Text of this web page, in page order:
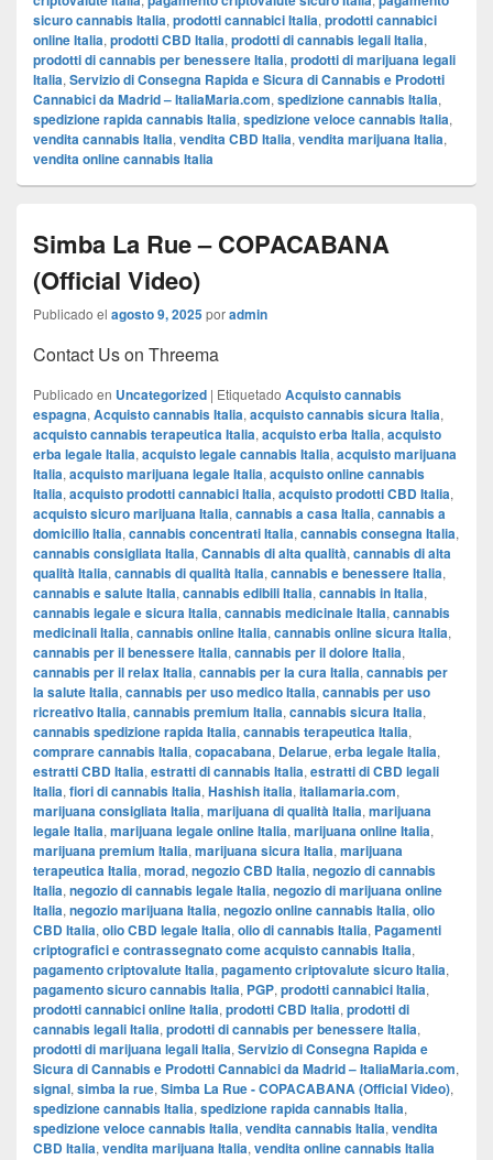
sicuro cannabis Italia, prodotti cannabici Italia, prodotti cannabici
online Italia, prodotti CBD Italia, prodotti di cannabis legali Italia,
prodotti di cannabis per benessere Italia, prodotti di marijuana legali
Italia, Servizio di Consegna Rapida e Sicura di Cannabis e Prodotti
Cannabici da Madrid – ItaliaMaria.com, spedizione cannabis Italia,
spedizione rapida cannabis Italia, spedizione veloce cannabis Italia,
vendita cannabis Italia, vendita CBD Italia, vendita marijuana Italia,
vendita online cannabis Italia
Simba La Rue – COPACABANA
(Official Video)
Publicado el agosto 9, 2025poradmin
Contact Us on Threema
Publicado en Uncategorized | Etiquetado Acquisto cannabis
espagna, Acquisto cannabis Italia, acquisto cannabis sicura Italia,
acquisto cannabis terapeutica Italia, acquisto erba Italia, acquisto
erba legale Italia, acquisto legale cannabis Italia, acquisto marijuana
Italia, acquisto marijuana legale Italia, acquisto online cannabis
Italia, acquisto prodotti cannabici Italia, acquisto prodotti CBD Italia,
acquisto sicuro marijuana Italia, cannabis a casa Italia, cannabis a
domicilio Italia, cannabis concentrati Italia, cannabis consegna Italia,
cannabis consigliata Italia, Cannabis di alta qualità, cannabis di alta
qualità Italia, cannabis di qualità Italia, cannabis e benessere Italia,
cannabis e salute Italia, cannabis edibili Italia, cannabis in Italia,
cannabis legale e sicura Italia, cannabis medicinale Italia, cannabis
medicinali Italia, cannabis online Italia, cannabis online sicura Italia,
cannabis per il benessere Italia, cannabis per il dolore Italia,
cannabis per il relax Italia, cannabis per la cura Italia, cannabis per
la salute Italia, cannabis per uso medico Italia, cannabis per uso
ricreativo Italia, cannabis premium Italia, cannabis sicura Italia,
cannabis spedizione rapida Italia, cannabis terapeutica Italia,
comprare cannabis Italia, copacabana, Delarue, erba legale Italia,
estratti CBD Italia, estratti di cannabis Italia, estratti di CBD legali
Italia, fiori di cannabis Italia, Hashish italia, italiamaria.com,
marijuana consigliata Italia, marijuana di qualità Italia, marijuana
legale Italia, marijuana legale online Italia, marijuana online Italia,
marijuana premium Italia, marijuana sicura Italia, marijuana
terapeutica Italia, morad, negozio CBD Italia, negozio di cannabis
Italia, negozio di cannabis legale Italia, negozio di marijuana online
Italia, negozio marijuana Italia, negozio online cannabis Italia, olio
CBD Italia, olio CBD legale Italia, olio di cannabis Italia, Pagamenti
criptografici e contrassegnato come acquisto cannabis Italia,
pagamento criptovalute Italia, pagamento criptovalute sicuro Italia,
pagamento sicuro cannabis Italia, PGP, prodotti cannabici Italia,
prodotti cannabici online Italia, prodotti CBD Italia, prodotti di
cannabis legali Italia, prodotti di cannabis per benessere Italia,
prodotti di marijuana legali Italia, Servizio di Consegna Rapida e
Sicura di Cannabis e Prodotti Cannabici da Madrid – ItaliaMaria.com,
signal, simba la rue, Simba La Rue - COPACABANA (Official Video),
spedizione cannabis Italia, spedizione rapida cannabis Italia,
spedizione veloce cannabis Italia, vendita cannabis Italia, vendita
CBD Italia, vendita marijuana Italia, vendita online cannabis Italia